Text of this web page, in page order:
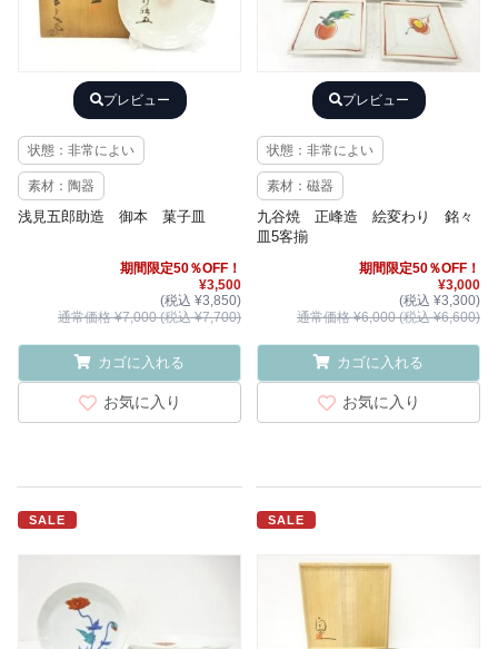
プレビュー
状態：非常によい
素材：陶器
浅見五郎助造 御本 菓子皿
期間限定50％OFF！
¥3,500
(税込 ¥3,850)
通常価格 ¥7,000 (税込 ¥7,700)
カゴに入れる
お気に入り
プレビュー
状態：非常によい
素材：磁器
九谷焼 正峰造 絵変わり 銘々
皿5客揃
期間限定50％OFF！
¥3,000
(税込 ¥3,300)
通常価格 ¥6,000 (税込 ¥6,600)
カゴに入れる
お気に入り
SALE SALE